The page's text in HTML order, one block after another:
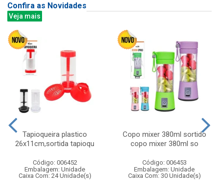
Confira as Novidades
Veja mais
Tapioqueira plastico
26x11cm,sortida tapioqu
Código: 006452
Embalagem: Unidade
Caixa Com: 24 Unidade(s)
Copo mixer 380ml sortido
copo mixer 380ml so
Código: 006453
Embalagem: Unidade
Caixa Com: 30 Unidade(s)